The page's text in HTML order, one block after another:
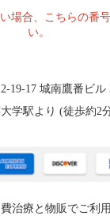
場合、こちらの番
い。
城南鷹番ビル
学駅より (徒歩約2
治療と物販でご利用